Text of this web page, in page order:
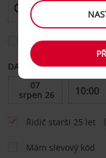
Vyberte si jiné
DATUM OD
Řidič starší 25 let
Mám slevový kód